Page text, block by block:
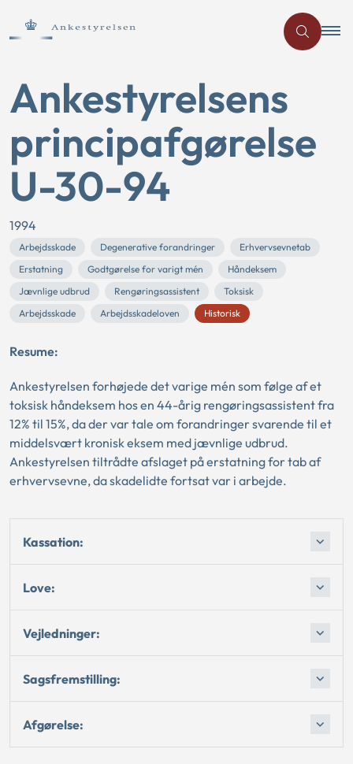
Ankestyrelsens
principafgørelse
U-30-94
1994
Arbejdsskade Degenerative forandringer
Erhvervsevnetab
Erstatning
Godtgørelse for varigt mén
Håndeksem
Jævnlige udbrud
Rengøringsassistent
Toksisk
Arbejdsskade
Arbejdsskadeloven Historisk
Resume:
Ankestyrelsen forhøjede det varige mén som følge af et
toksisk håndeksem hos en 44-årig rengøringsassistent fra
12% til 15%, da der var tale om forandringer svarende til et
middelsvært kronisk eksem med jævnlige udbrud.
Ankestyrelsen tiltrådte afslaget på erstatning for tab af
erhvervsevne, da skadelidte fortsat var i arbejde.
Kassation:
Love:
Vejledninger:
Sagsfremstilling:
Afgørelse: